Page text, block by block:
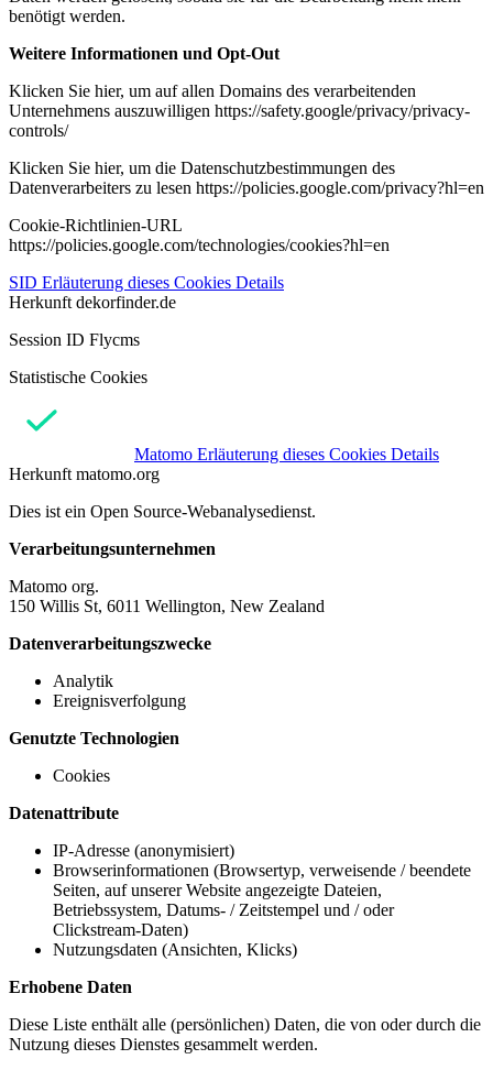
benötigt werden.
Weitere Informationen und Opt-Out
Klicken Sie hier, um auf allen Domains des verarbeitenden
Unternehmens auszuwilligen https://safety.google/privacy/privacy-
controls/
Klicken Sie hier, um die Datenschutzbestimmungen des
Datenverarbeiters zu lesen https://policies.google.com/privacy?hl=en
Cookie-Richtlinien-URL
https://policies.google.com/technologies/cookies?hl=en
SID Erläuterung dieses Cookies Details
Herkunft dekorfinder.de
Session ID Flycms
Statistische Cookies
Matomo Erläuterung dieses Cookies Details
Herkunft matomo.org
Dies ist ein Open Source-Webanalysedienst.
Verarbeitungsunternehmen
Matomo org.
150 Willis St, 6011 Wellington, New Zealand
Datenverarbeitungszwecke
Analytik
Ereignisverfolgung
Genutzte Technologien
Cookies
Datenattribute
IP-Adresse (anonymisiert)
Browserinformationen (Browsertyp, verweisende / beendete
Seiten, auf unserer Website angezeigte Dateien,
Betriebssystem, Datums- / Zeitstempel und / oder
Clickstream-Daten)
Nutzungsdaten (Ansichten, Klicks)
Erhobene Daten
Diese Liste enthält alle (persönlichen) Daten, die von oder durch die
Nutzung dieses Dienstes gesammelt werden.